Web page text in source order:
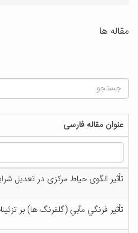
مقاله ها
عنوان مقاله فارسی
تأثیر الگوی حیاط مرکزی در تعدیل
تأثير فرنگي مآبي (گلفرنگ ها) بر